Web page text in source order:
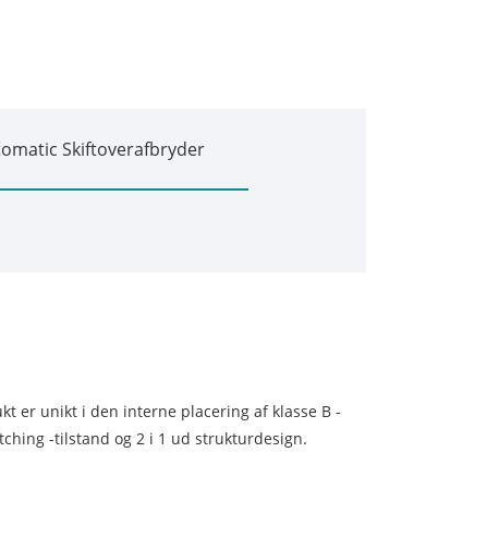
Skiftoverafbryder
er unikt i den interne placering af klasse B -
-tilstand og 2 i 1 ud strukturdesign.